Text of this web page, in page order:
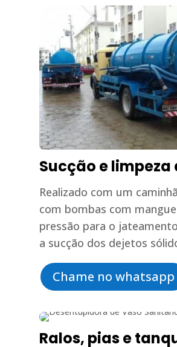
Sucção e limpeza
Realizado com um
com bombas com
pressão para o
a sucção dos dejetos
Chame no whatsapp
Ralos, pias e